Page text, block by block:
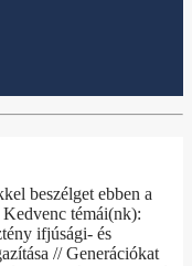
beszélget ebben a
témái(nk):
ifjúsági- és
// Generációkat